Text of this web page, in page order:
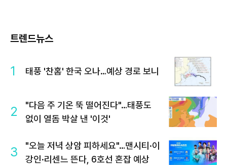
트렌드뉴스
1 태풍 '찬홈' 한국 오나…예상 경로 보니
2
"다음 주 기온 뚝 떨어진다"…태풍도
없이 열돔 박살 낸 '이것'
3
"오늘 저녁 상암 피하세요"…맨시티·이
강인·리센느 뜬다, 6호선 혼잡 예상